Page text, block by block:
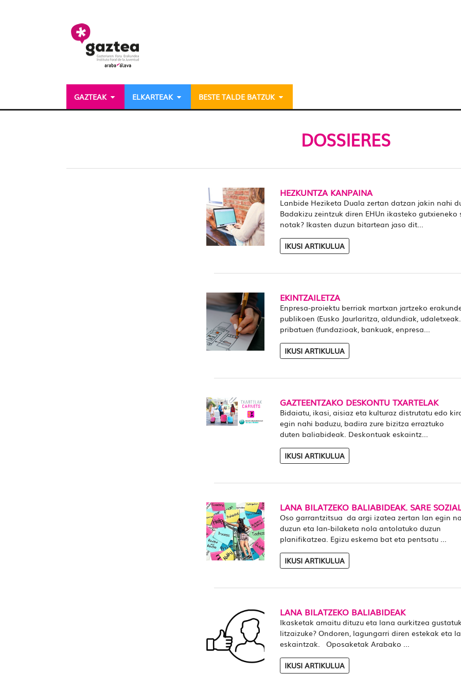
Eduki nagusira joan
GAZTEAK ELKARTEAK BESTE TALDE BATZUK
DOSSIERES
HEZKUNTZA KANPAINA
Lanbide Heziketa Duala zertan datzan jakin nahi
Badakizu zeintzuk diren EHUn ikasteko gutxieneko
notak? Ikasten duzun bitartean jaso dit...
IKUSI ARTIKULUA
EKINTZAILETZA
Enpresa-proiektu berriak martxan jartzeko
publikoen (Eusko Jaurlaritza, aldundiak,
pribatuen (fundazioak, bankuak, enpresa...
IKUSI ARTIKULUA
GAZTEENTZAKO DESKONTU TXARTELAK
Bidaiatu, ikasi, aisiaz eta kulturaz distrutatu edo
egin nahi baduzu, badira zure bizitza erraztuko
duten baliabideak. Deskontuak eskaintz...
IKUSI ARTIKULUA
LANA BILATZEKO BALIABIDEAK. SARE
Oso garrantzitsua da argi izatea zertan lan egin
duzun eta lan-bilaketa nola antolatuko duzun
planifikatzea. Egizu eskema bat eta pentsatu ...
IKUSI ARTIKULUA
LANA BILATZEKO BALIABIDEAK
Ikasketak amaitu dituzu eta lana aurkitzea
litzaizuke? Ondoren, lagungarri diren estekak eta
eskaintzak. Oposaketak Arabako ...
IKUSI ARTIKULUA